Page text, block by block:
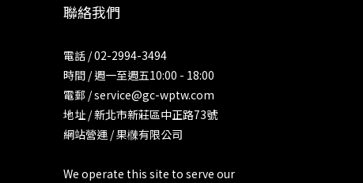
聯絡我們
電話 / 02-2994-3494
時間 / 週一至週五10:00 - 18:00
電郵 / service@gc-wptw.com
地址 / 新北市新莊區中正路73號
網站營運 / 果樄有限公司
We operate this site to serve our